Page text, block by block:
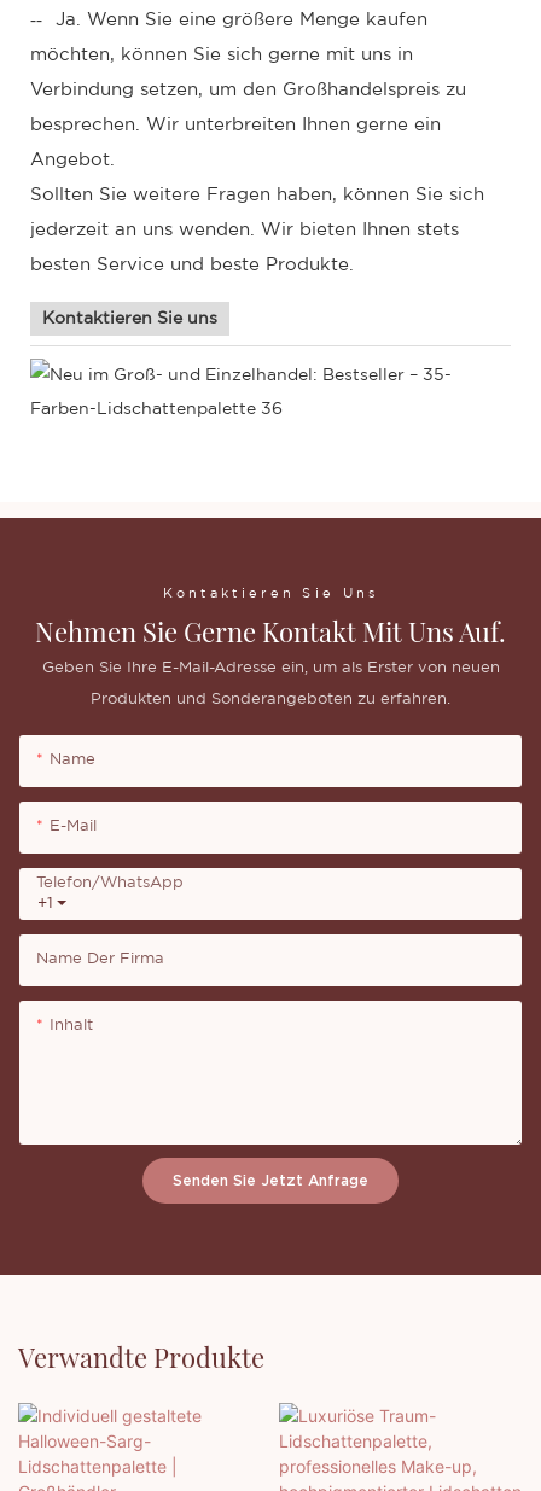
-- Ja. Wenn Sie eine größere Menge kaufen
möchten, können Sie sich gerne mit uns in
Verbindung setzen, um den Großhandelspreis zu
besprechen. Wir unterbreiten Ihnen gerne ein
Angebot.
Sollten Sie weitere Fragen haben, können Sie sich
jederzeit an uns wenden. Wir bieten Ihnen stets
besten Service und beste Produkte.
Kontaktieren Sie uns
Kontaktieren Sie Uns
Nehmen Sie Gerne Kontakt Mit Uns Auf.
Geben Sie Ihre E-Mail-Adresse ein, um als Erster von neuen
Produkten und Sonderangeboten zu erfahren.
Name
E-Mail
+1
Telefon/WhatsApp
Name Der Firma
Inhalt
Senden Sie Jetzt Anfrage
Verwandte Produkte